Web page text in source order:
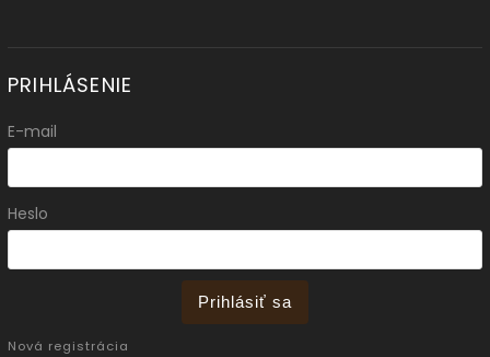
PRIHLÁSENIE
E-mail
Heslo
Prihlásiť sa
Nová registrácia